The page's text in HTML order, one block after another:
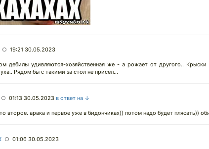
○ 19:21 30.05.2023
дебилы удивляются-хозяйственная же - а рожает от другого..
Рядом бы с такими за стол не присел...
○ 01:13 30.05.2023 в ответ на ↓
второе. арака и первое уже в бидончиках)) потом надо будет плясать))
○ 01:06 30.05.2023